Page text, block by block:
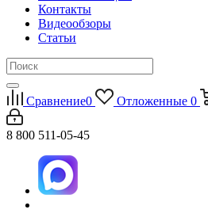
Контакты
Видеообзоры
Статьи
Сравнение0 Отложенные 0
8 800 511-05-45